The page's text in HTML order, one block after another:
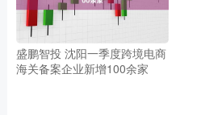
盛鹏智投 沈阳一季度跨境电商
海关备案企业新增100余家